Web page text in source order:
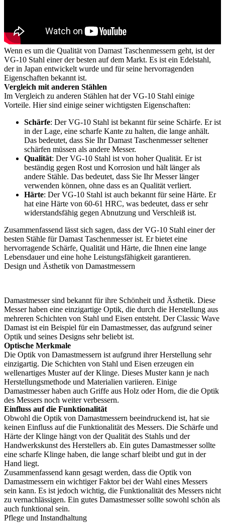
Wenn es um die Qualität von Damast Taschenmessern geht, ist der
VG-10 Stahl einer der besten auf dem Markt. Es ist ein Edelstahl,
der in Japan entwickelt wurde und für seine hervorragenden
Eigenschaften bekannt ist.
Vergleich mit anderen Stählen
Im Vergleich zu anderen Stählen hat der VG-10 Stahl einige
Vorteile. Hier sind einige seiner wichtigsten Eigenschaften:
Schärfe: Der VG-10 Stahl ist bekannt für seine Schärfe. Er ist
in der Lage, eine scharfe Kante zu halten, die lange anhält.
Das bedeutet, dass Sie Ihr Damast Taschenmesser seltener
schärfen müssen als andere Messer.
Qualität: Der VG-10 Stahl ist von hoher Qualität. Er ist
beständig gegen Rost und Korrosion und hält länger als
andere Stähle. Das bedeutet, dass Sie Ihr Messer länger
verwenden können, ohne dass es an Qualität verliert.
Härte: Der VG-10 Stahl ist auch bekannt für seine Härte. Er
hat eine Härte von 60-61 HRC, was bedeutet, dass er sehr
widerstandsfähig gegen Abnutzung und Verschleiß ist.
Zusammenfassend lässt sich sagen, dass der VG-10 Stahl einer der
besten Stähle für Damast Taschenmesser ist. Er bietet eine
hervorragende Schärfe, Qualität und Härte, die Ihnen eine lange
Lebensdauer und eine hohe Leistungsfähigkeit garantieren.
Design und Ästhetik von Damastmessern
Damastmesser sind bekannt für ihre Schönheit und Ästhetik. Diese
Messer haben eine einzigartige Optik, die durch die Herstellung aus
mehreren Schichten von Stahl und Eisen entsteht. Der Classic Wave
Damast ist ein Beispiel für ein Damastmesser, das aufgrund seiner
Optik und seines Designs sehr beliebt ist.
Optische Merkmale
Die Optik von Damastmessern ist aufgrund ihrer Herstellung sehr
einzigartig. Die Schichten von Stahl und Eisen erzeugen ein
wellenartiges Muster auf der Klinge. Dieses Muster kann je nach
Herstellungsmethode und Materialien variieren. Einige
Damastmesser haben auch Griffe aus Holz oder Horn, die die Optik
des Messers noch weiter verbessern.
Einfluss auf die Funktionalität
Obwohl die Optik von Damastmessern beeindruckend ist, hat sie
keinen Einfluss auf die Funktionalität des Messers. Die Schärfe und
Härte der Klinge hängt von der Qualität des Stahls und der
Handwerkskunst des Herstellers ab. Ein gutes Damastmesser sollte
eine scharfe Klinge haben, die lange scharf bleibt und gut in der
Hand liegt.
Zusammenfassend kann gesagt werden, dass die Optik von
Damastmessern ein wichtiger Faktor bei der Wahl eines Messers
sein kann. Es ist jedoch wichtig, die Funktionalität des Messers nicht
zu vernachlässigen. Ein gutes Damastmesser sollte sowohl schön als
auch funktional sein.
Pflege und Instandhaltung